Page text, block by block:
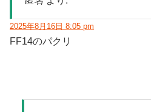
2025年8月16日 8:05 pm
FF14のパクリ